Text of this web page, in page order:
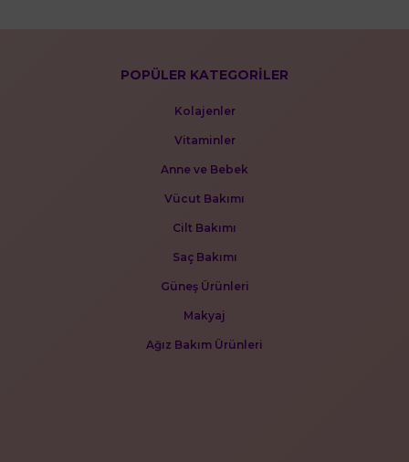
POPÜLER KATEGORİLER
Kolajenler
Vitaminler
Anne ve Bebek
Vücut Bakımı
Cilt Bakımı
Saç Bakımı
Güneş Ürünleri
Makyaj
Ağız Bakım Ürünleri